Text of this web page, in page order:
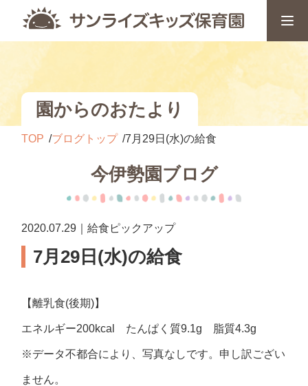
園からのおたより
TOP ブログトップ 7月29日(水)の給食
今伊勢園ブログ
2020.07.29｜給食ピックアップ
7月29日(水)の給食
【離乳食(後期)】
エネルギー200kcal たんぱく質9.1g 脂質4.3g
※データ不都合により、写真なしです。申し訳ござい
ません。